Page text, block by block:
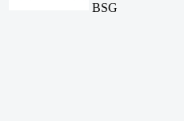
BSG